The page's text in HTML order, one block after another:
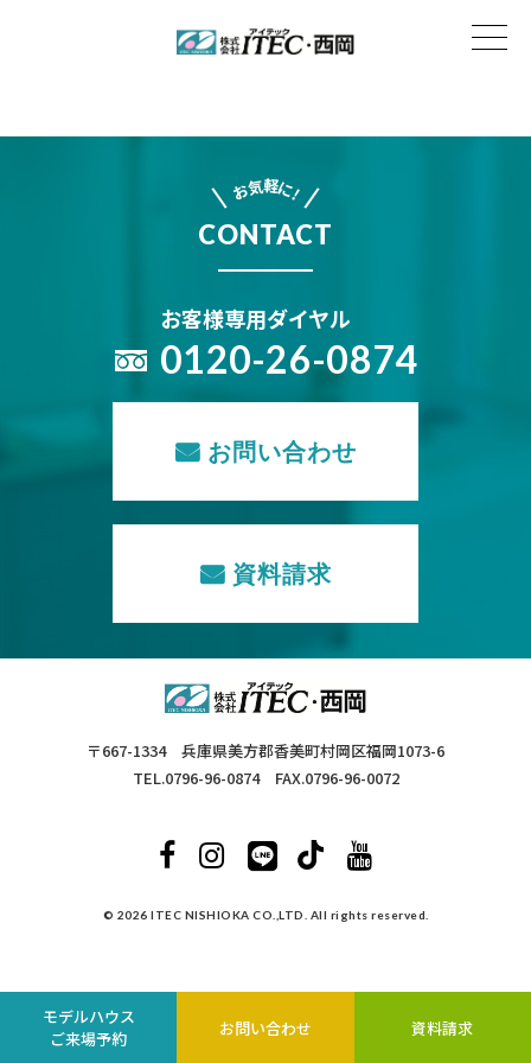
お気軽に
!
CONTACT
お客様専用ダイヤル
0120-26-0874
お問い合わせ
資料請求
〒667-1334 兵庫県美方郡香美町村岡区福岡1073-6
TEL.0796-96-0874 FAX.0796-96-0072
モデルハウス
ご来場予約
お問い合わせ 資料請求
© 2026 ITEC NISHIOKA CO.,LTD. All rights reserved.